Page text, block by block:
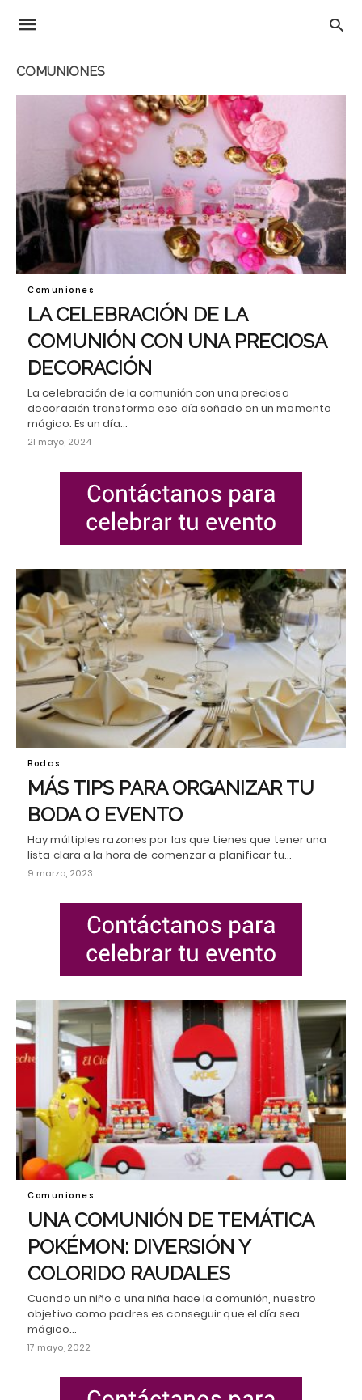
COMUNIONES
Comuniones
LA CELEBRACIÓN DE LA
COMUNIÓN CON UNA PRECIOSA
DECORACIÓN
La celebración de la comunión con una preciosa
decoración transforma ese día soñado en un momento
mágico. Es un día…
21 mayo, 2024
Bodas
MÁS TIPS PARA ORGANIZAR TU
BODA O EVENTO
Hay múltiples razones por las que tienes que tener una
lista clara a la hora de comenzar a planificar tu…
9 marzo, 2023
Comuniones
UNA COMUNIÓN DE TEMÁTICA
POKÉMON: DIVERSIÓN Y
COLORIDO RAUDALES
Cuando un niño o una niña hace la comunión, nuestro
objetivo como padres es conseguir que el día sea
mágico…
17 mayo, 2022